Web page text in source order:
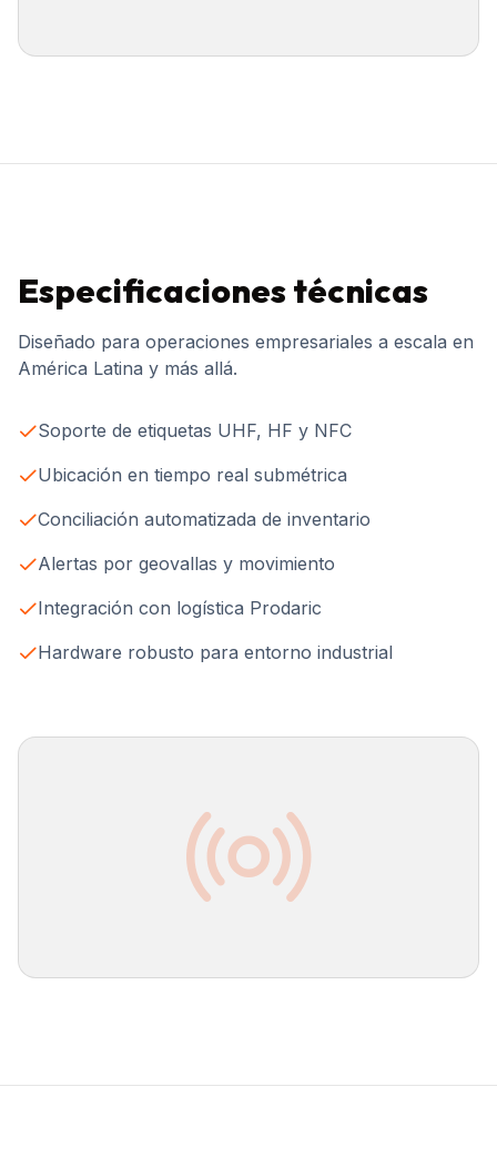
Especificaciones técnicas
Diseñado para operaciones empresariales a escala en
América Latina y más allá.
Soporte de etiquetas UHF, HF y NFC
Ubicación en tiempo real submétrica
Conciliación automatizada de inventario
Alertas por geovallas y movimiento
Integración con logística Prodaric
Hardware robusto para entorno industrial